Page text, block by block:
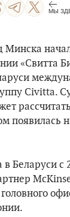
МЫ
Минска
«Свитта
Civitta.
появилась
Беларуси с